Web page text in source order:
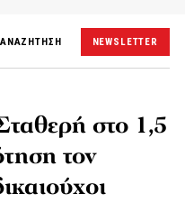
ΑΝΑΖΗΤΗΣΗ NEWSLETTER
στο 1,5
τον